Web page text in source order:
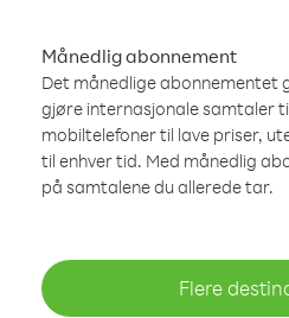
Månedlig abonnement
Det månedlige abonnementet
gjøre internasjonale samtaler
mobiltelefoner til lave priser,
til enhver tid. Med månedlig
på samtalene du allerede tar.
Flere